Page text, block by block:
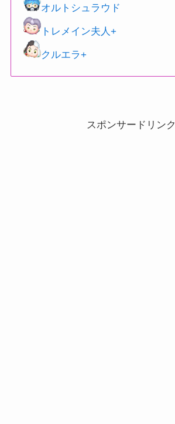
オルトシュラウド
トレメイン夫人+
クルエラ+
スポンサードリンク